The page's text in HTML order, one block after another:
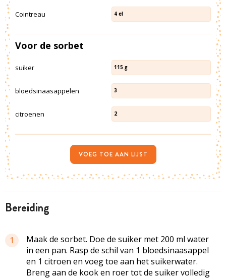
bereiding
1
Maak de sorbet. Doe de suiker met 200 ml water
in een pan. Rasp de schil van 1 bloedsinaasappel
en 1 citroen en voeg toe aan het suikerwater.
Breng aan de kook en roer tot de suiker volledig
Cointreau 4 el
Voor de sorbet
suiker 115 g
bloedsinaasappelen 3
citroenen 2
VOEG TOE AAN LIJST